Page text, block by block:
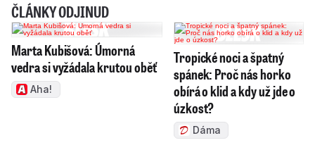
ČLÁNKY ODJINUD
Marta Kubišová: Úmorná
vedra si vyžádala krutou oběť
Aha!
Tropické noci a špatný
spánek: Proč nás horko
obírá o klid a kdy už jde o
úzkost?
Dáma